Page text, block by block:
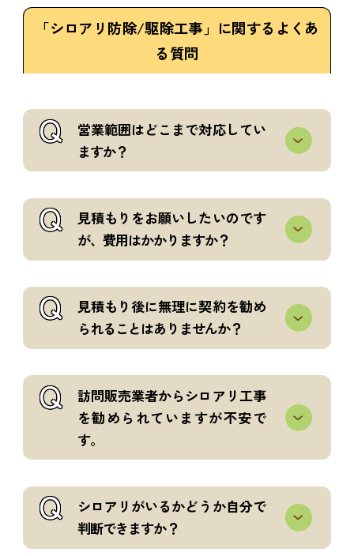
「シロアリ防除/駆除工事」に関するよくあ
る質問
Q
営業範囲はどこまで対応してい
ますか？
Q
見積もりをお願いしたいのです
が、費用はかかりますか？
Q
見積もり後に無理に契約を勧め
られることはありませんか？
Q
訪問販売業者からシロアリ工事
を勧められていますが不安で
す。
Q
シロアリがいるかどうか自分で
判断できますか？